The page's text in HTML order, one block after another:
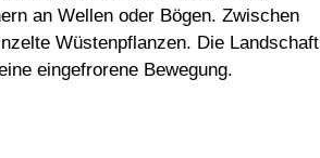
an Wellen oder Bögen. Zwischen
Wüstenpflanzen. Die Landschaft
eingefrorene Bewegung.